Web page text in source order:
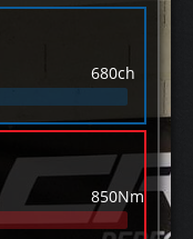
680ch
850Nm